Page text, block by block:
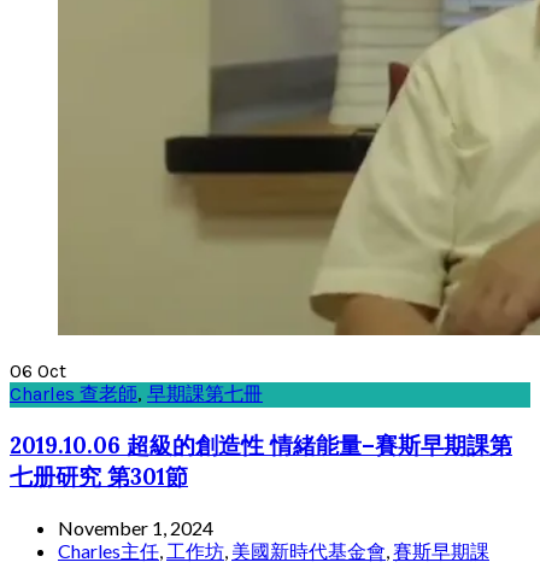
06 Oct
Charles 查老師, 早期課第七冊
2019.10.06 超級的創造性 情緒能量–賽斯早期課第
七册研究 第301節
November 1, 2024
Charles主任 工作坊 美國新時代基金會 賽斯早期課